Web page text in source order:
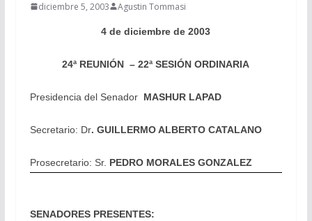
diciembre 5, 2003 Agustin Tommasi
4 de diciembre de 2003
24ª REUNIÓN – 22ª SESIÓN ORDINARIA
Presidencia del Senador MASHUR LAPAD
Secretario: Dr. GUILLERMO ALBERTO CATALANO
Prosecretario: Sr. PEDRO MORALES GONZALEZ
SENADORES PRESENTES: